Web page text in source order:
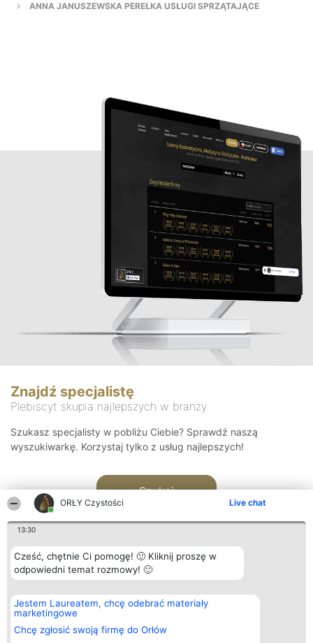
ORŁY Czystości Live chat
13:30
Cześć, chętnie Ci pomogę! 🙂 Kliknij proszę w
odpowiedni temat rozmowy! 🙂
Jestem Laureatem, chcę odebrać materiały
marketingowe
Chcę zgłosić swoją firmę do Orłów
ANNA JANUSZEWSKA PEREŁKA USŁUGI SPRZĄTAJĄCE
Znajdź specjalistę
Plebiscyt skupia najlepszych w branży
Szukasz specjalisty w pobliżu Ciebie? Sprawdź naszą
wyszukiwarkę. Korzystaj tylko z usług najlepszych!
Szukaj
Organizator plebiscytu
Bright Side Solutions sp. z o.
o. sp. k.
ul. Ruska 22
Wrocław 50-079
Plebiscyt
Laureaci
wszystkich
Laureatów
Kontakt
Kontakt